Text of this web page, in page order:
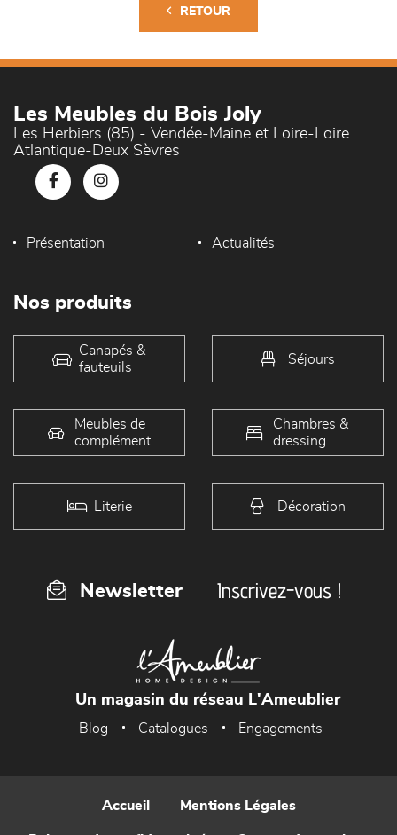
RETOUR
Les Meubles du Bois Joly
Les Herbiers (85) - Vendée-Maine et Loire-Loire
Atlantique-Deux Sèvres
Présentation Actualités
Nos produits
Canapés &
fauteuils
Séjours
Meubles de
complément
Chambres &
dressing
Literie Décoration
Newsletter Inscrivez-vous !
Un magasin du réseau L'Ameublier
Blog Catalogues Engagements
Accueil Mentions Légales